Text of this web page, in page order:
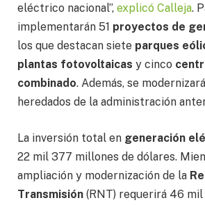
eléctrico nacional”, explicó Calleja.
implementarán 51 proyectos de
los que destacan siete parques
plantas fotovoltaicas y cinco
combinado. Además, se
heredados de la administración
La inversión total en generación
22 mil 377 millones de dólares.
ampliación y modernización de la
Transmisión (RNT) requerirá 46 mil